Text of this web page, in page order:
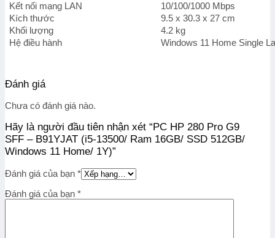
Kết nối mạng LAN
10/100/1000 Mbps
Kích thước
9.5 x 30.3 x 27 cm
Khối lượng
4.2 kg
Hệ điều hành
Windows 11 Home Single
Đánh giá
Chưa có đánh giá nào.
Hãy là người đầu tiên nhận xét “PC HP 280 Pro G9
SFF – B91YJAT (i5-13500/ Ram 16GB/ SSD 512GB/
Windows 11 Home/ 1Y)”
Đánh giá của bạn *
Đánh giá của bạn *